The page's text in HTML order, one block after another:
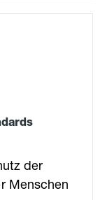
der
Menschen